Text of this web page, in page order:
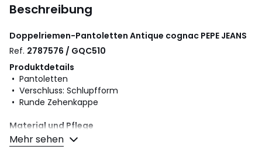
Beschreibung
Doppelriemen-Pantoletten Antique cognac PEPE JEANS
Ref. 2787576 / GQC510
Produktdetails
• Pantoletten
• Verschluss: Schlupfform
• Runde Zehenkappe
Material und Pflege
• Obermaterial: 100% Veloursleder
• Futter: 100% Polyester
Mehr sehen